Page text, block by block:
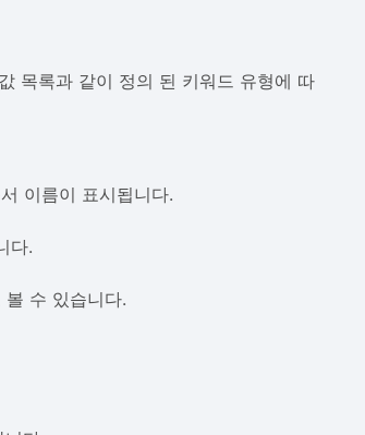
목록과 같이 정의 된 키워드 유형에 따
이름이 표시됩니다.
다.
수 있습니다.